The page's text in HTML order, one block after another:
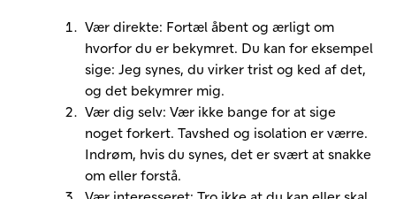
Vær direkte: Fortæl åbent og ærligt om
hvorfor du er bekymret. Du kan for eksempel
sige: Jeg synes, du virker trist og ked af det,
og det bekymrer mig.
Vær dig selv: Vær ikke bange for at sige
noget forkert. Tavshed og isolation er værre.
Indrøm, hvis du synes, det er svært at snakke
om eller forstå.